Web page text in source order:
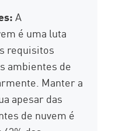
A
é uma luta
requisitos
ambientes de
Manter a
apesar das
de nuvem é